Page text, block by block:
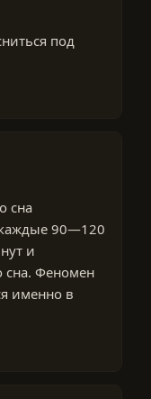
под
сна
90—120
и
сна. Феномен
именно в